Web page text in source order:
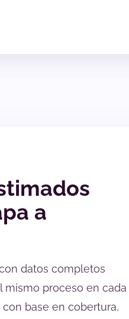
a
datos completos
mismo proceso en cada
base en cobertura,